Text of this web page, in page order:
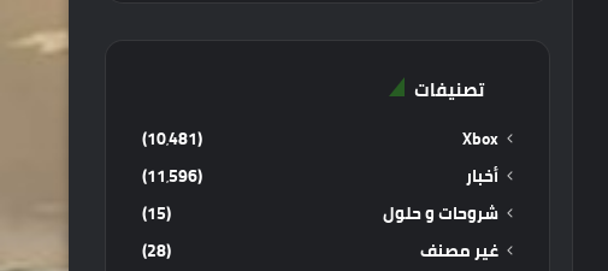
تصنيفات
Xbox
(10٬481)
أخبار
(11٬596)
شروحات و حلول
(15)
غير مصنف
(28)